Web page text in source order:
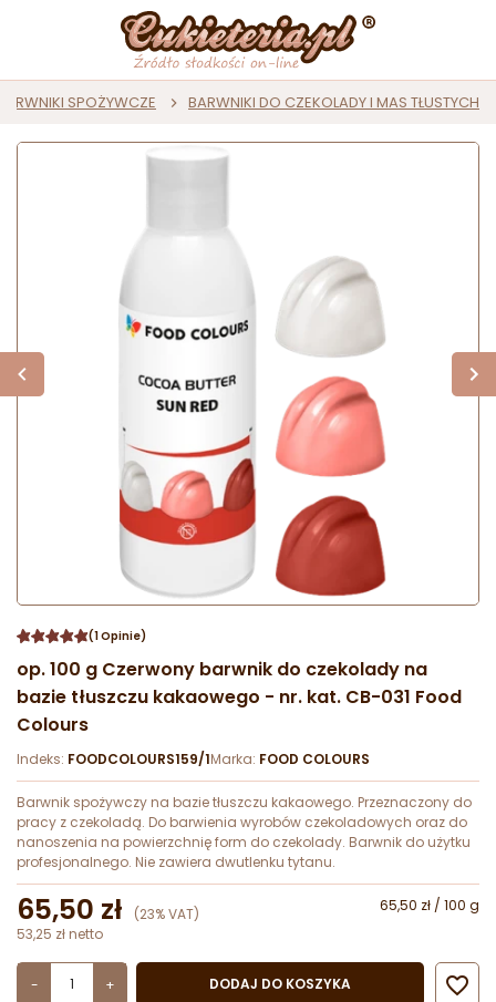
SPOŻYWCZE BARWNIKI DO CZEKOLADY I MAS TŁUSTYCH
(1 Opinie)
op. 100 g Czerwony barwnik do czekolady na
bazie tłuszczu kakaowego - nr. kat. CB-031 Food
Colours
Indeks: FOODCOLOURS159/1Marka: FOOD COLOURS
Barwnik spożywczy na bazie tłuszczu kakaowego. Przeznaczony do
pracy z czekoladą. Do barwienia wyrobów czekoladowych oraz do
nanoszenia na powierzchnię form do czekolady. Barwnik do użytku
profesjonalnego. Nie zawiera dwutlenku tytanu.
65,50 zł (23% VAT)
65,50 zł / 100 g
53,25 zł netto
- + DODAJ DO KOSZYKA 